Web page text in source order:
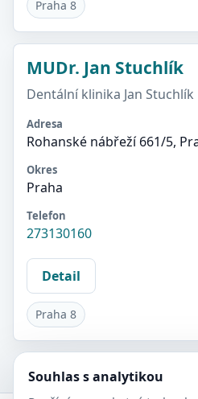
Praha 8
MUDr. Jan Stuchlík
Dentální klinika Jan Stuchlík
Adresa
Rohanské nábřeží 661/5,
Okres
Praha
Telefon
273130160
Detail
Praha 8
Souhlas s analytikou